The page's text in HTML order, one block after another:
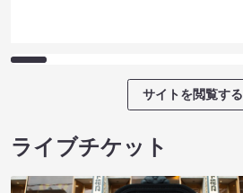
サイトを閲覧する
ライブチケット